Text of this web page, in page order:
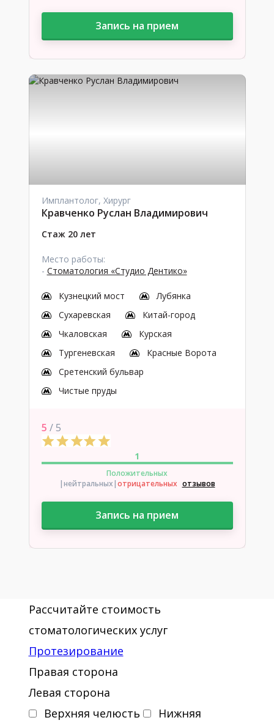
Запись на прием
Имплантолог, Хирург
Кравченко Руслан Владимирович
Стаж 20 лет
Место работы:
- Стоматология «Студио Дентико»
Кузнецкий мост
Лубянка
Сухаревская
Китай-город
Чкаловская
Курская
Тургеневская
Красные Ворота
Сретенский бульвар
Чистые пруды
5 / 5
1
Положительных
|нейтральных|отрицательных отзывов
Запись на прием
Рассчитайте стоимость
стоматологических услуг
Протезирование
Правая сторона
Левая сторона
Верхняя челюсть
Нижняя